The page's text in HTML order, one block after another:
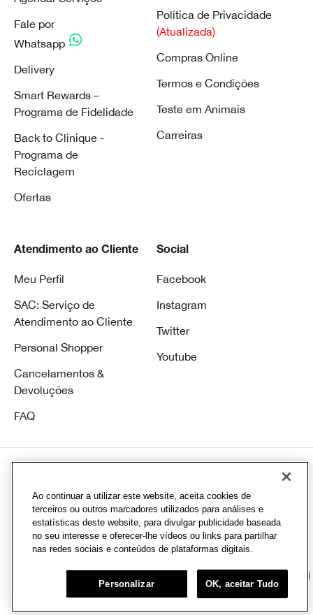
Fale por
Whatsapp
Delivery
Smart Rewards –
Programa de Fidelidade
Back to Clinique -
Programa de
Reciclagem
Ofertas
Política de Privacidade
(Atualizada)
Compras Online
Termos e Condições
Teste em Animais
Carreiras
Atendimento ao Cliente
Meu Perfil
SAC: Serviço de
Atendimento ao Cliente
Personal Shopper
Cancelamentos &
Devoluções
FAQ
Social
Facebook
Instagram
Twitter
Youtube
© Clinique Laboratories, Ilc. Todos direitos reservados
CD Infracommerce |Av. Hélio Ossamu Daikuara, 1445 - Jardim Vista Alegre, Embu
Ao continuar a utilizar este website, aceita cookies de
terceiros ou outros marcadores utilizados para análises e
estatísticas deste website, para divulgar publicidade baseada
no seu interesse e oferecer-lhe vídeos ou links para partilhar
nas redes sociais e conteúdos de plataformas digitais.
Personalizar OK, aceitar Tudo